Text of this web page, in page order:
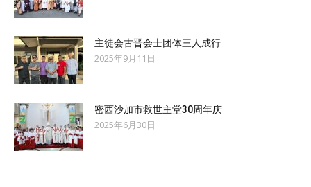
主徒会古晋会士团体三人成行
2025年9月11日
密西沙加市救世主堂30周年庆
2025年6月30日